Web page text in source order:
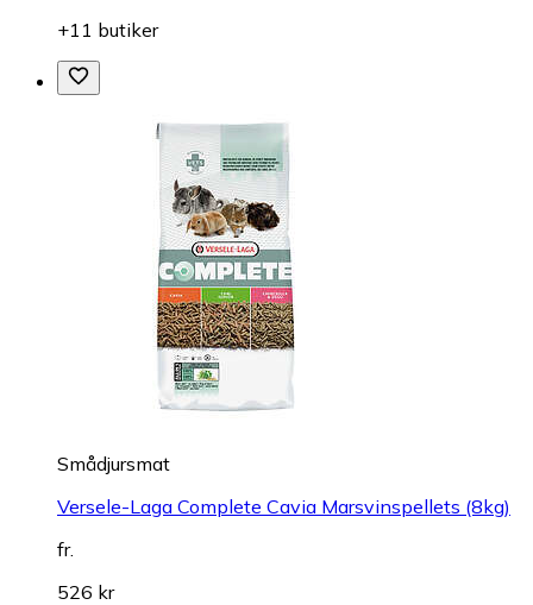
+11 butiker
Smådjursmat
Versele-Laga Complete Cavia Marsvinspellets (8kg)
fr.
526 kr